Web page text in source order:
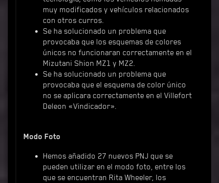
muy modificados y vehículos relacionados
con otros curros.
Se ha solucionado un problema que
provocaba que los esquemas de colores
únicos no funcionaran correctamente en el
Mizutani Shion MZ1 y MZ2.
Se ha solucionado un problema que
provocaba que el esquema de color único
no se aplicara correctamente en el Villefort
Deleon «Vindicador».
Modo Foto
Hemos añadido 27 nuevos PNJ que se
pueden utilizar en el modo foto, entre los
que se encuentran Rita Wheeler, los